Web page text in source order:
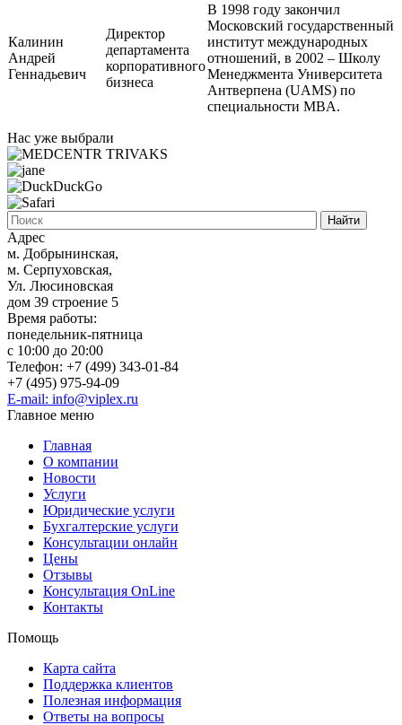
Калинин
Андрей
Геннадьевич
Директор
департамента
корпоративного
бизнеса
В 1998 году закончил
Московский государственный
институт международных
отношений, в 2002 – Школу
Менеджмента Университета
Антверпена (UAMS) по
специальности MBA.
Нас уже выбрали
Адрес
м. Добрынинская,
м. Серпуховская,
Ул. Люсиновская
дом 39 строение 5
Время работы:
понедельник-пятница
с 10:00 до 20:00
Телефон: +7 (499) 343-01-84
+7 (495) 975-94-09
E-mail: info@viplex.ru
Главное меню
Главная
О компании
Новости
Услуги
Юридические услуги
Бухгалтерские услуги
Консультации онлайн
Цены
Отзывы
Консультация OnLine
Контакты
Помощь
Карта сайта
Поддержка клиентов
Полезная информация
Ответы на вопросы